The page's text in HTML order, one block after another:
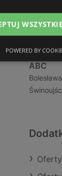
Żabka
Ul.
ABC
WSZYSTKIE
POWERED BY